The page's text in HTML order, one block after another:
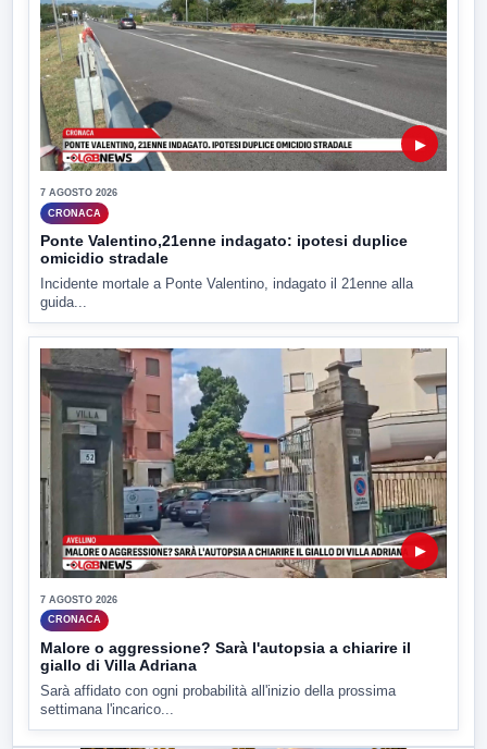
▶
7 AGOSTO 2026
CRONACA
Ponte Valentino,21enne indagato: ipotesi duplice
omicidio stradale
Incidente mortale a Ponte Valentino, indagato il 21enne alla
guida...
▶
7 AGOSTO 2026
CRONACA
Malore o aggressione? Sarà l'autopsia a chiarire il
giallo di Villa Adriana
Sarà affidato con ogni probabilità all'inizio della prossima
settimana l'incarico...